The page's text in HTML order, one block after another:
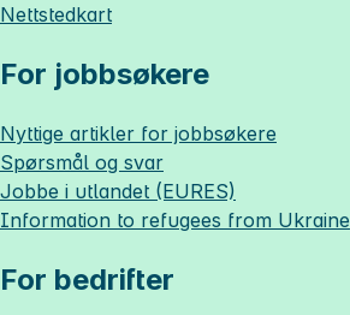
Nettstedkart
For jobbsøkere
Nyttige artikler for jobbsøkere
Spørsmål og svar
Jobbe i utlandet (EURES)
Information to refugees from Ukraine
For bedrifter